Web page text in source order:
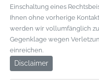
Einschaltung eines
Ihnen ohne vorherige
werden wir vollumfänglich
Gegenklage wegen
einreichen.
Disclaimer